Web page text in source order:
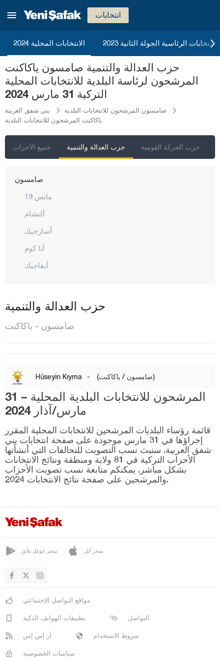
انتخابات
الانتخابات المحلية 2024 2023 الانتخابات الرئاسية الجولة الثانية
حزب العدالة والتنمية صامسون ياكاكنت
المرشحون لرئاسة البلدية للانتخابات المحلية
التركية 31 مارس 2024
يني شفق العربية
صامسون المرشحون للانتخابات البلدية
ياكاكنت المرشحون للانتخابات البلدية
جميع الأحزاب حزب العدالة والتنمية حزب الحركة القومية
مرسين
موش
نيفشهير
نيغدا
أوردو
عثمانية
صقاريا
صامسون
19 مايس
ألتشام
أسارجيك
أتا كوم
أيفاجيك
جانيك
صالي بازاري
تيككيه كوي
تيمريه
فيزيركوبري
ياكاكنت
سيرت
سينوب
تكيرداغ
توكات
طرابزون
حزب العدالة والتنمية
صامسون - ياكاكنت
Hüseyin Kıyma - (صامسون / ياكاكنت)
المرشحون للانتخابات البلدية المحلية – 31
مارس/آذار 2024
قائمة رؤساء البلديات المرشحين للانتخابات المحلية المقرر
إجراؤها في 31 مارس موجودة على صفحة انتخابات يني
شفق العربية. سنبث نسب التصويت للتحالفات التي أنشأتها
الأحزاب التركية في 81 ولاية ومنطقة ونتائج الانتخابات
بشكل مباشر. يمكنكم متابعة نسب تصويت الأحزاب
والمرشحين على صفحة نتائج الانتخابات 2024.
متجر غوغل بلاي متجر آبل
مواقع التواصل الاجتماعي
تطبيقات الهواتف الذكية التواصل
آر إس إس شروط الاستخدام
سياسات الخصوصية